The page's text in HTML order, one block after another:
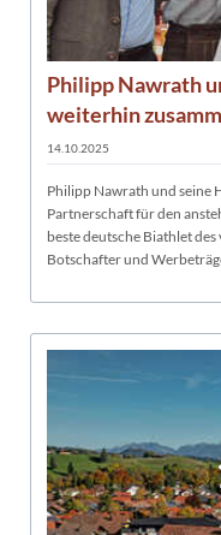
Philipp Nawrath
weiterhin
14.10.2025
Philipp Nawrath und seine
Partnerschaft für den
beste deutsche Biathlet
Botschafter und